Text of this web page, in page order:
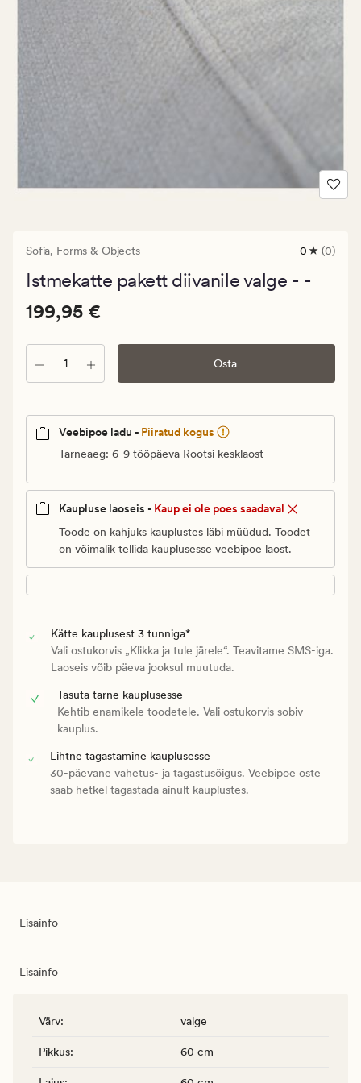
Sofia, Forms & Objects
0
keskmise
0 (0)
Istmekatte pakett diivanile valge - -
Pris_ee
199,95
€.
Vanlig
pris_ee
€
Pris_ee 199,95 €
199,95 €
Kogus Osta
Veebipoe ladu - Piiratud kogus
Tarneaeg: 6-9 tööpäeva Rootsi kesklaost
Kaupluse laoseis - Kaup ei ole poes saadaval
Toode on kahjuks kauplustes läbi müüdud. Toodet
on võimalik tellida kauplusesse veebipoe laost.
Kätte kauplusest 3 tunniga*
Vali ostukorvis „Klikka ja tule järele“. Teavitame SMS-iga.
Laoseis võib päeva jooksul muutuda.
Tasuta tarne kauplusesse
Kehtib enamikele toodetele. Vali ostukorvis sobiv
kauplus.
Lihtne tagastamine kauplusesse
30-päevane vahetus- ja tagastusõigus. Veebipoe oste
saab hetkel tagastada ainult kauplustes.
Lisainfo
Lisainfo
Värv: valge
Pikkus: 60 cm